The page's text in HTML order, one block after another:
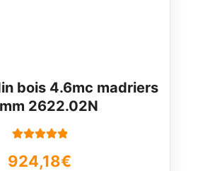
bois 4.6mc madriers
2622.02N
5
924,18€